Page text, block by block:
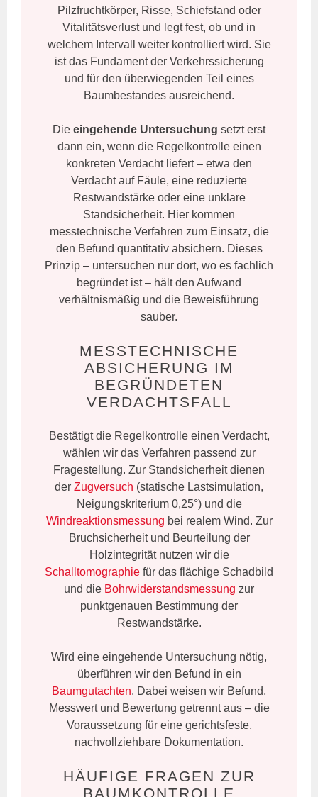
Pilzfruchtkörper, Risse, Schiefstand oder
Vitalitätsverlust und legt fest, ob und in
welchem Intervall weiter kontrolliert wird. Sie
ist das Fundament der Verkehrssicherung
und für den überwiegenden Teil eines
Baumbestandes ausreichend.
Die eingehende Untersuchung setzt erst
dann ein, wenn die Regelkontrolle einen
konkreten Verdacht liefert – etwa den
Verdacht auf Fäule, eine reduzierte
Restwandstärke oder eine unklare
Standsicherheit. Hier kommen
messtechnische Verfahren zum Einsatz, die
den Befund quantitativ absichern. Dieses
Prinzip – untersuchen nur dort, wo es fachlich
begründet ist – hält den Aufwand
verhältnismäßig und die Beweisführung
sauber.
MESSTECHNISCHE
ABSICHERUNG IM
BEGRÜNDETEN
VERDACHTSFALL
Bestätigt die Regelkontrolle einen Verdacht,
wählen wir das Verfahren passend zur
Fragestellung. Zur Standsicherheit dienen
der Zugversuch (statische Lastsimulation,
Neigungskriterium 0,25°) und die
Windreaktionsmessung bei realem Wind. Zur
Bruchsicherheit und Beurteilung der
Holzintegrität nutzen wir die
Schalltomographie für das flächige Schadbild
und die Bohrwiderstandsmessung zur
punktgenauen Bestimmung der
Restwandstärke.
Wird eine eingehende Untersuchung nötig,
überführen wir den Befund in ein
Baumgutachten. Dabei weisen wir Befund,
Messwert und Bewertung getrennt aus – die
Voraussetzung für eine gerichtsfeste,
nachvollziehbare Dokumentation.
HÄUFIGE FRAGEN ZUR
BAUMKONTROLLE